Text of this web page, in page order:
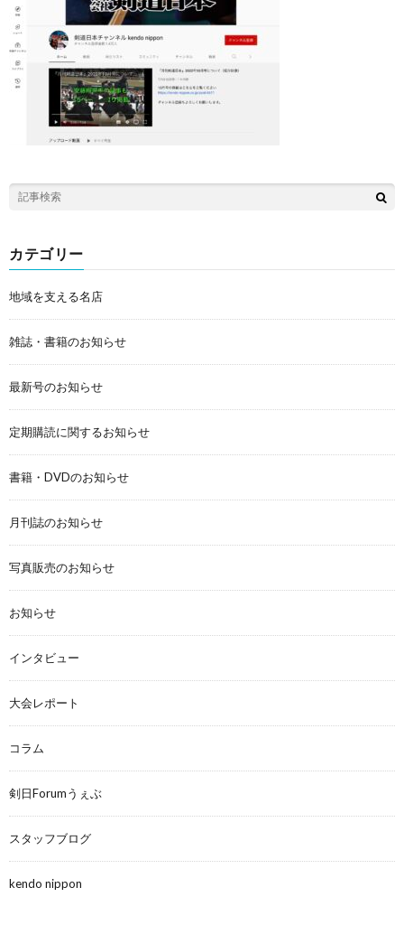
カテゴリー
地域を支える名店
雑誌・書籍のお知らせ
最新号のお知らせ
定期購読に関するお知らせ
書籍・DVDのお知らせ
月刊誌のお知らせ
写真販売のお知らせ
お知らせ
インタビュー
大会レポート
コラム
剣日Forumうぇぶ
スタッフブログ
kendo nippon